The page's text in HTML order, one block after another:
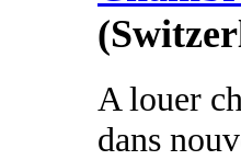
A louer
dans